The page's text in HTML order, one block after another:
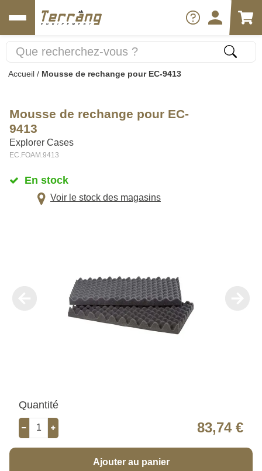
Accueil / Mousse de rechange pour EC-9413
Mousse de rechange pour EC-
9413
Explorer Cases
EC.FOAM.9413
En stock
Voir le stock des magasins
Quantité
83,74 €
Ajouter au panier